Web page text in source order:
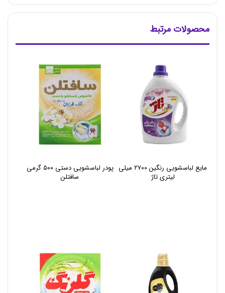
محصولات مرتبط
مایع لباسشویی رنگین ۲۷۰۰ میلی
لیتری تاژ
پودر لباسشویی دستی ۵۰۰ گرمی
سافتلن